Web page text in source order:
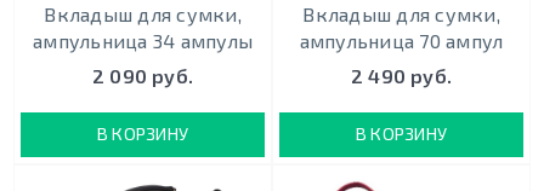
Вкладыш для сумки,
ампульница 34 ампулы
2 090 руб.
В КОРЗИНУ
Вкладыш для сумки,
ампульница 70 ампул
2 490 руб.
В КОРЗИНУ